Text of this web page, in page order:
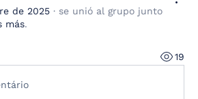
de 2025 · se unió al grupo junto
más.
19